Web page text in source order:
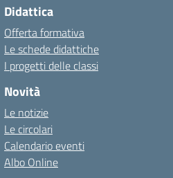
Didattica
Offerta formativa
Le schede didattiche
I progetti delle classi
Novità
Le notizie
Le circolari
Calendario eventi
Albo Online